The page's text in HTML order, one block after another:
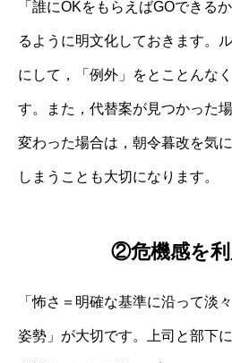
「誰にOKをもらえばGOできる
るように明文化しておきます。
にして，「例外」をとことんな
す。また，代替案が見つかった
変わった場合は，朝令暮改を気
しまうことも大切になります。
②危機感を利
「怖さ＝明確な基準に沿って淡
姿勢」が大切です。上司と部下